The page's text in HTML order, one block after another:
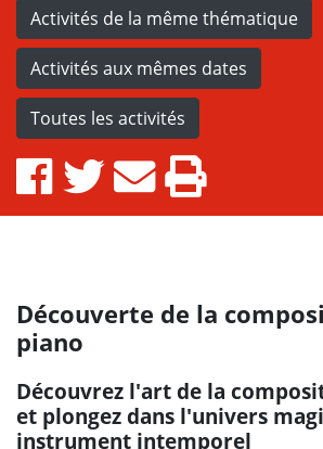
Activités de la même thématique
Activités aux mêmes dates
Toutes les activités
Découverte de la
piano
Découvrez l'art de la
et plongez dans l'univers
instrument intemporel